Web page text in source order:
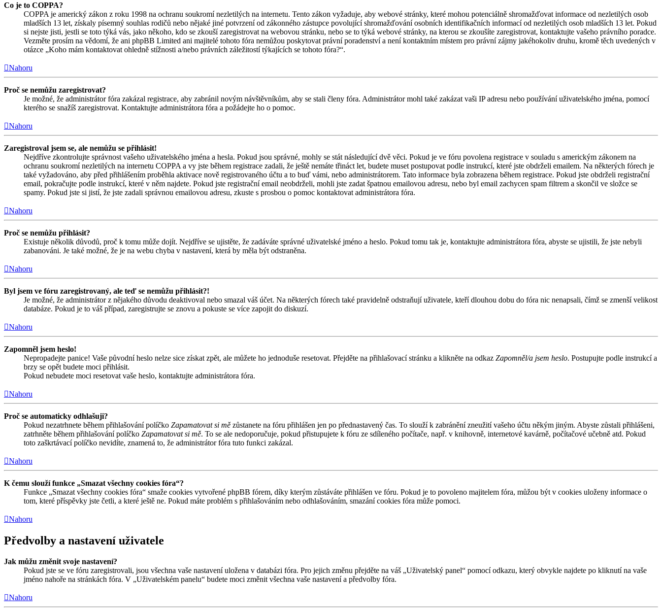
Co je to COPPA?
COPPA je americký zákon z roku 1998 na ochranu soukromí nezletilých na internetu. Tento zákon vyžaduje, aby webové stránky, které mohou potenciálně shromažďovat informace od nezletilých osob
mladších 13 let, získaly písemný souhlas rodičů nebo nějaké jiné potvrzení od zákonného zástupce povolující shromažďování osobních identifikačních informací od nezletilých osob mladších 13 let. Pokud
si nejste jisti, jestli se toto týká vás, jako někoho, kdo se zkouší zaregistrovat na webovou stránku, nebo se to týká webové stránky, na kterou se zkoušíte zaregistrovat, kontaktujte vašeho právního poradce.
Vezměte prosím na vědomí, že ani phpBB Limited ani majitelé tohoto fóra nemůžou poskytovat právní poradenství a není kontaktním místem pro právní zájmy jakéhokoliv druhu, kromě těch uvedených v
otázce „Koho mám kontaktovat ohledně stížnosti a/nebo právních záležitostí týkajících se tohoto fóra?“.
Nahoru
Proč se nemůžu zaregistrovat?
Je možné, že administrátor fóra zakázal registrace, aby zabránil novým návštěvníkům, aby se stali členy fóra. Administrátor mohl také zakázat vaši IP adresu nebo používání uživatelského jména, pomocí
kterého se snažíš zaregistrovat. Kontaktujte administrátora fóra a požádejte ho o pomoc.
Nahoru
Zaregistroval jsem se, ale nemůžu se přihlásit!
Nejdříve zkontrolujte správnost vašeho uživatelského jména a hesla. Pokud jsou správné, mohly se stát následující dvě věci. Pokud je ve fóru povolena registrace v souladu s americkým zákonem na
ochranu soukromí nezletilých na internetu COPPA a vy jste během registrace zadali, že ještě nemáte třináct let, budete muset postupovat podle instrukcí, které jste obdrželi emailem. Na některých fórech je
také vyžadováno, aby před přihlášením proběhla aktivace nově registrovaného účtu a to buď vámi, nebo administrátorem. Tato informace byla zobrazena během registrace. Pokud jste obdrželi registrační
email, pokračujte podle instrukcí, které v něm najdete. Pokud jste registrační email neobdrželi, mohli jste zadat špatnou emailovou adresu, nebo byl email zachycen spam filtrem a skončil ve složce se
spamy. Pokud jste si jistí, že jste zadali správnou emailovou adresu, zkuste s prosbou o pomoc kontaktovat administrátora fóra.
Nahoru
Proč se nemůžu přihlásit?
Existuje několik důvodů, proč k tomu může dojít. Nejdříve se ujistěte, že zadáváte správné uživatelské jméno a heslo. Pokud tomu tak je, kontaktujte administrátora fóra, abyste se ujistili, že jste nebyli
zabanováni. Je také možné, že je na webu chyba v nastavení, která by měla být odstraněna.
Nahoru
Byl jsem ve fóru zaregistrovaný, ale teď se nemůžu přihlásit?!
Je možné, že administrátor z nějakého důvodu deaktivoval nebo smazal váš účet. Na některých fórech také pravidelně odstraňují uživatele, kteří dlouhou dobu do fóra nic nenapsali, čímž se zmenší velikost
databáze. Pokud je to váš případ, zaregistrujte se znovu a pokuste se více zapojit do diskuzí.
Nahoru
Zapomněl jsem heslo!
Nepropadejte panice! Vaše původní heslo nelze sice získat zpět, ale můžete ho jednoduše resetovat. Přejděte na přihlašovací stránku a klikněte na odkaz Zapomněl/a jsem heslo. Postupujte podle instrukcí a
brzy se opět budete moci přihlásit.
Pokud nebudete moci resetovat vaše heslo, kontaktujte administrátora fóra.
Nahoru
Proč se automaticky odhlašuji?
Pokud nezatrhnete během přihlašování políčko Zapamatovat si mě zůstanete na fóru přihlášen jen po přednastavený čas. To slouží k zabránění zneužití vašeho účtu někým jiným. Abyste zůstali přihlášeni,
zatrhněte během přihlašování políčko Zapamatovat si mě. To se ale nedoporučuje, pokud přistupujete k fóru ze sdíleného počítače, např. v knihovně, internetové kavárně, počítačové učebně atd. Pokud
toto zaškrtávací políčko nevidíte, znamená to, že administrátor fóra tuto funkci zakázal.
Nahoru
K čemu slouží funkce „Smazat všechny cookies fóra“?
Funkce „Smazat všechny cookies fóra“ smaže cookies vytvořené phpBB fórem, díky kterým zůstáváte přihlášen ve fóru. Pokud je to povoleno majitelem fóra, můžou být v cookies uloženy informace o
tom, které příspěvky jste četli, a které ještě ne. Pokud máte problém s přihlašováním nebo odhlašováním, smazání cookies fóra může pomoci.
Nahoru
Předvolby a nastavení uživatele
Jak můžu změnit svoje nastavení?
Pokud jste se ve fóru zaregistrovali, jsou všechna vaše nastavení uložena v databázi fóra. Pro jejich změnu přejděte na váš „Uživatelský panel“ pomocí odkazu, který obvykle najdete po kliknutí na vaše
jméno nahoře na stránkách fóra. V „Uživatelském panelu“ budete moci změnit všechna vaše nastavení a předvolby fóra.
Nahoru